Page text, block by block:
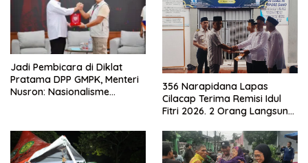
Jadi Pembicara di Diklat
Pratama DPP GMPK, Menteri
Nusron: Nasionalisme
356 Narapidana Lapas
Cilacap Terima Remisi Idul
Fitri 2026. 2 Orang Langsung